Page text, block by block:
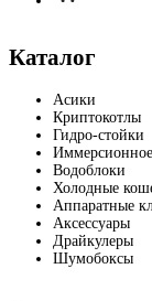
Каталог
Асики
Криптокотлы
Гидро-стойки
Водоблоки
Холодные
Аппаратные
Аксессуары
Драйкулеры
Шумобоксы